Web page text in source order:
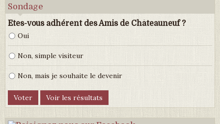
Sondage
Etes-vous adhérent des Amis de Châteauneuf ?
Oui
Non, simple visiteur
Non, mais je souhaite le devenir